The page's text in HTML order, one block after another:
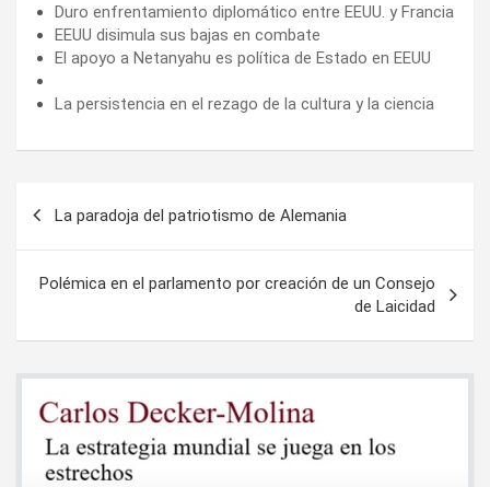
Duro enfrentamiento diplomático entre EEUU. y Francia
EEUU disimula sus bajas en combate
El apoyo a Netanyahu es política de Estado en EEUU
La persistencia en el rezago de la cultura y la ciencia
entradas
La paradoja del patriotismo de Alemania
Polémica en el parlamento por creación de un Consejo
de Laicidad